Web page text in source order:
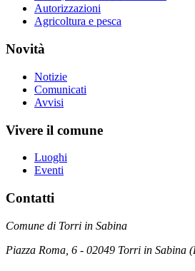
Autorizzazioni
Agricoltura e pesca
Novità
Notizie
Comunicati
Avvisi
Vivere il comune
Luoghi
Eventi
Contatti
Comune di Torri in Sabina
Piazza Roma, 6 - 02049 Torri in Sabina